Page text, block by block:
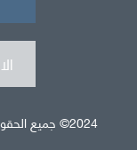
2024© جميع